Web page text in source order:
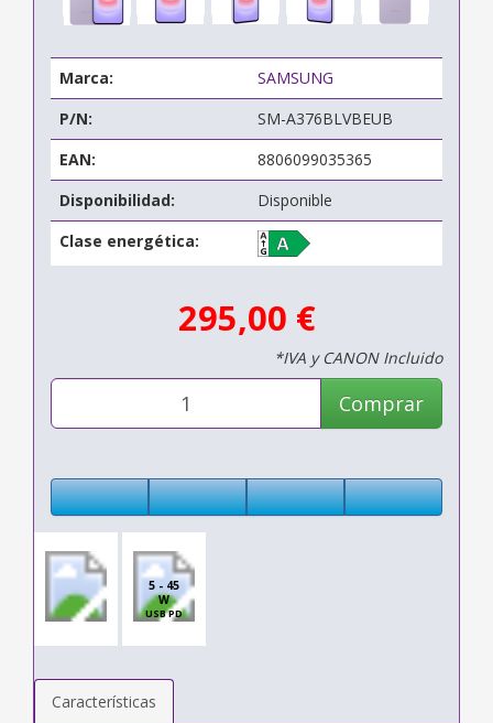
Marca:
SAMSUNG
P/N:
SM-A376BLVBEUB
EAN:
8806099035365
Disponibilidad:
Disponible
Clase energética:
295,00 €
*IVA y CANON Incluido
Comprar
5 - 45
W
USB PD
Características